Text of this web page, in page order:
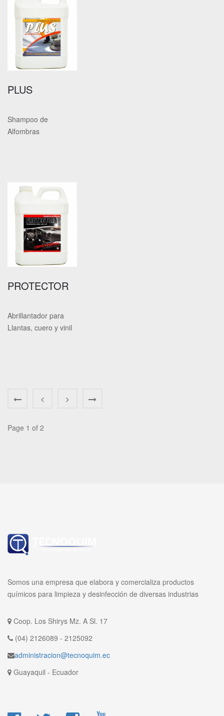
PLUS
Shampoo de
Alfombras
PROTECTOR
Abrillantador para
Llantas, cuero y vinil
Page 1 of 2
Somos una empresa que elabora y comercializa productos
químicos para limpieza y desinfección de diversas industrias
Coop. Los Shirys Mz. A Sl. 17
(04) 2126089 - 2125092
administracion@tecnoquim.ec
Guayaquil - Ecuador